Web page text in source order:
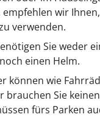
wir
verwenden.
Sie weder
einen Helm.
können wie
brauchen Sie
fürs Parken